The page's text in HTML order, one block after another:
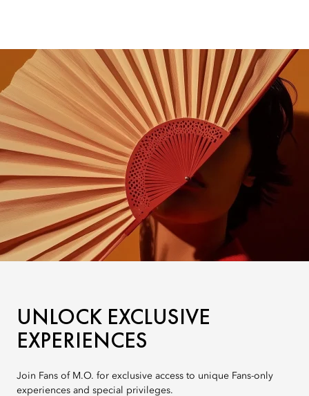
UNLOCK EXCLUSIVE
EXPERIENCES
Join Fans of M.O. for exclusive access to unique Fans-only
experiences and special privileges.